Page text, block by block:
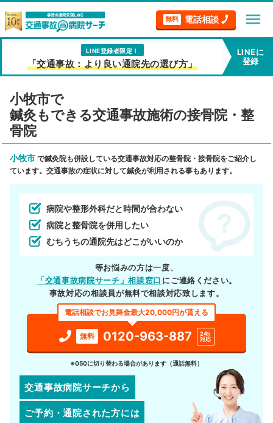
無料 電話相談 menu
LINE登録者限定！
「交通事故：より良い通院先の選び方」
LINEに
登録
小牧市で
鍼灸もできる交通事故施術の接骨院・整
骨院
小牧市 で鍼灸院も併設している交通事故対応の整骨院・接骨院をご紹介し
ています。交通事故の症状に対して鍼灸が利用される事もあります。
病院や整形外科だと時間が合わない
病院と整骨院を併用したい
むちうちの通院先はどこがいいのか
等お悩みの方は一度、
「交通事故病院サーチ」相談窓口 にご連絡ください。
事故対応の相談員が無料で相談対応致します。
電話相談でお見舞金最大20,000円が貰える
無料 0120-963-887
24h
対応
※050に切り替わる場合があります（通話無料）
交通事故病院サーチから
ご予約・通院された方には